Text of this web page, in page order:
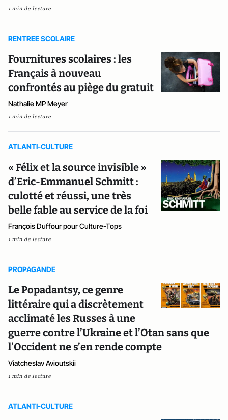
1 min de lecture
RENTREE SCOLAIRE
Fournitures scolaires : les
Français à nouveau
confrontés au piège du gratuit
Nathalie MP Meyer
1 min de lecture
ATLANTI-CULTURE
« Félix et la source invisible »
d’Eric-Emmanuel Schmitt :
culotté et réussi, une très
belle fable au service de la foi
François Duffour pour Culture-Tops
1 min de lecture
PROPAGANDE
Le Popadantsy, ce genre
littéraire qui a discrètement
acclimaté les Russes à une
guerre contre l’Ukraine et l’Otan sans que
l’Occident ne s’en rende compte
Viatcheslav Avioutskii
1 min de lecture
ATLANTI-CULTURE